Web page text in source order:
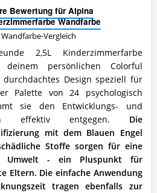
Bewertung für Alpina
Wandfarbe
Vergleich
2,5L Kinderzimmerfarbe
persönlichen Colorful
Design speziell für
Palette von 24 psychologisch
sie den Entwicklungs- und
effektiv entgegen. Die
mit dem Blauen Engel
Stoffe sorgen für eine
Umwelt - ein Pluspunkt für
Eltern. Die einfache Anwendung
tragen ebenfalls zur